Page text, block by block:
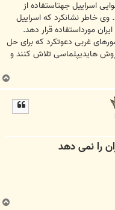
اسراییل جهتاستفاده از
وی خاطر نشانکرد که اسراییل
مورداستفاده قرار دهد.
غربی دعوتکرد که برای حل
هایدیپلماسی تلاش کنند و